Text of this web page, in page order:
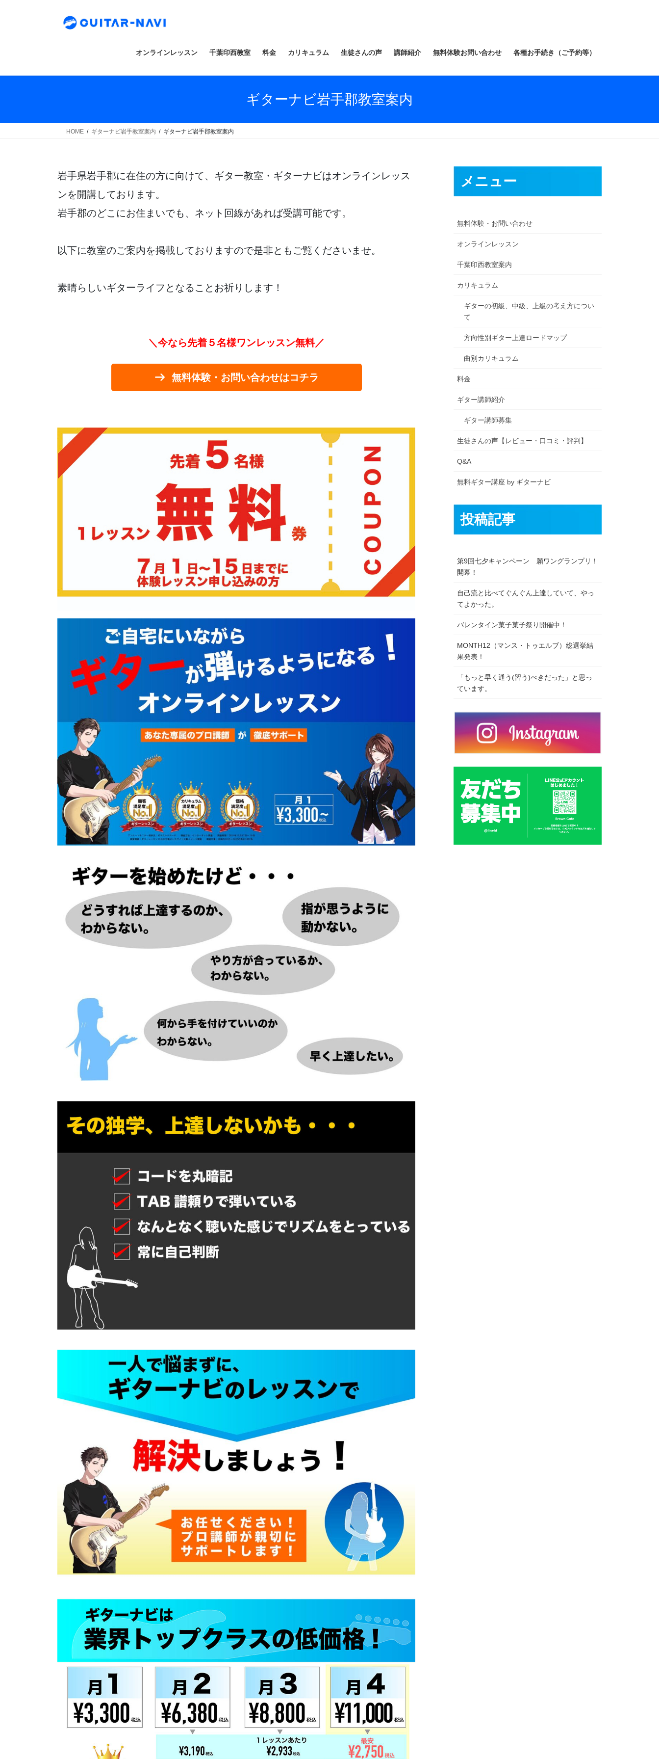
オンラインレッスン 千葉印西教室 料金 カリキュラム 生徒さんの声 講師紹介 無料体験お問い合わせ 各種お手続き（ご予約等）
ギターナビ岩手郡教室案内
HOME ギターナビ岩手教室案内 ギターナビ岩手郡教室案内
岩手県岩手郡に在住の方に向けて、ギター教室・ギターナビはオンラインレッス
ンを開講しております。
岩手郡のどこにお住まいでも、ネット回線があれば受講可能です。
以下に教室のご案内を掲載しておりますので是非ともご覧くださいませ。
素晴らしいギターライフとなることお祈りします！
＼今なら先着５名様ワンレッスン無料／
無料体験・お問い合わせはコチラ
メニュー
無料体験・お問い合わせ
オンラインレッスン
千葉印西教室案内
カリキュラム
ギターの初級、中級、上級の考え方につい
て
方向性別ギター上達ロードマップ
曲別カリキュラム
料金
ギター講師紹介
ギター講師募集
生徒さんの声【レビュー・口コミ・評判】
Q&A
無料ギター講座 by ギターナビ
投稿記事
第9回七夕キャンペーン 願ワングランプリ！
開幕！
自己流と比べてぐんぐん上達していて、やっ
てよかった。
バレンタイン菓子菓子祭り開催中！
MONTH12（マンス・トゥエルブ）総選挙結
果発表！
「もっと早く通う(習う)べきだった」と思っ
ています。